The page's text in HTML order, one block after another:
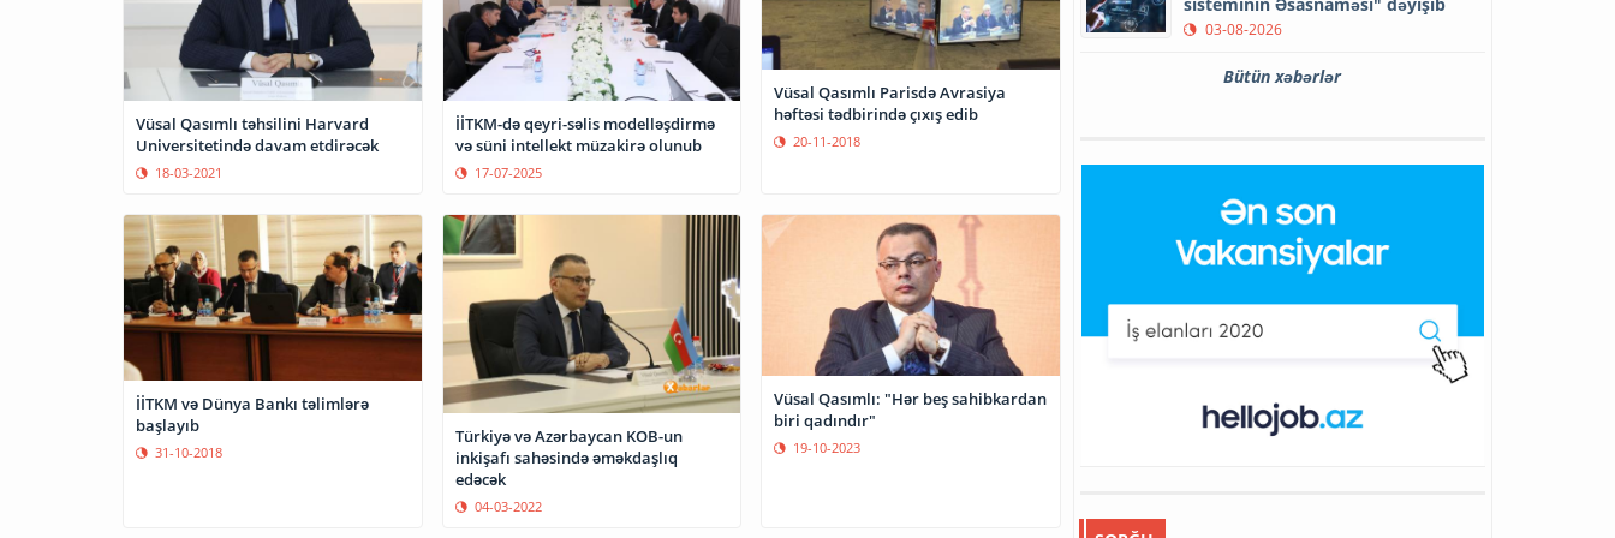
Vüsal Qasımlı təhsilini Harvard
Universitetində davam etdirəcək
18-03-2021
İİTKM-də qeyri-səlis modelləşdirmə
və süni intellekt müzakirə olunub
17-07-2025
Vüsal Qasımlı Parisdə Avrasiya
həftəsi tədbirində çıxış edib
20-11-2018
İİTKM və Dünya Bankı təlimlərə
başlayıb
31-10-2018
Türkiyə və Azərbaycan KOB-un
inkişafı sahəsində əməkdaşlıq
edəcək
04-03-2022
Vüsal Qasımlı: "Hər beş sahibkardan
biri qadındır"
19-10-2023
03-08-2026
Bütün xəbərlər